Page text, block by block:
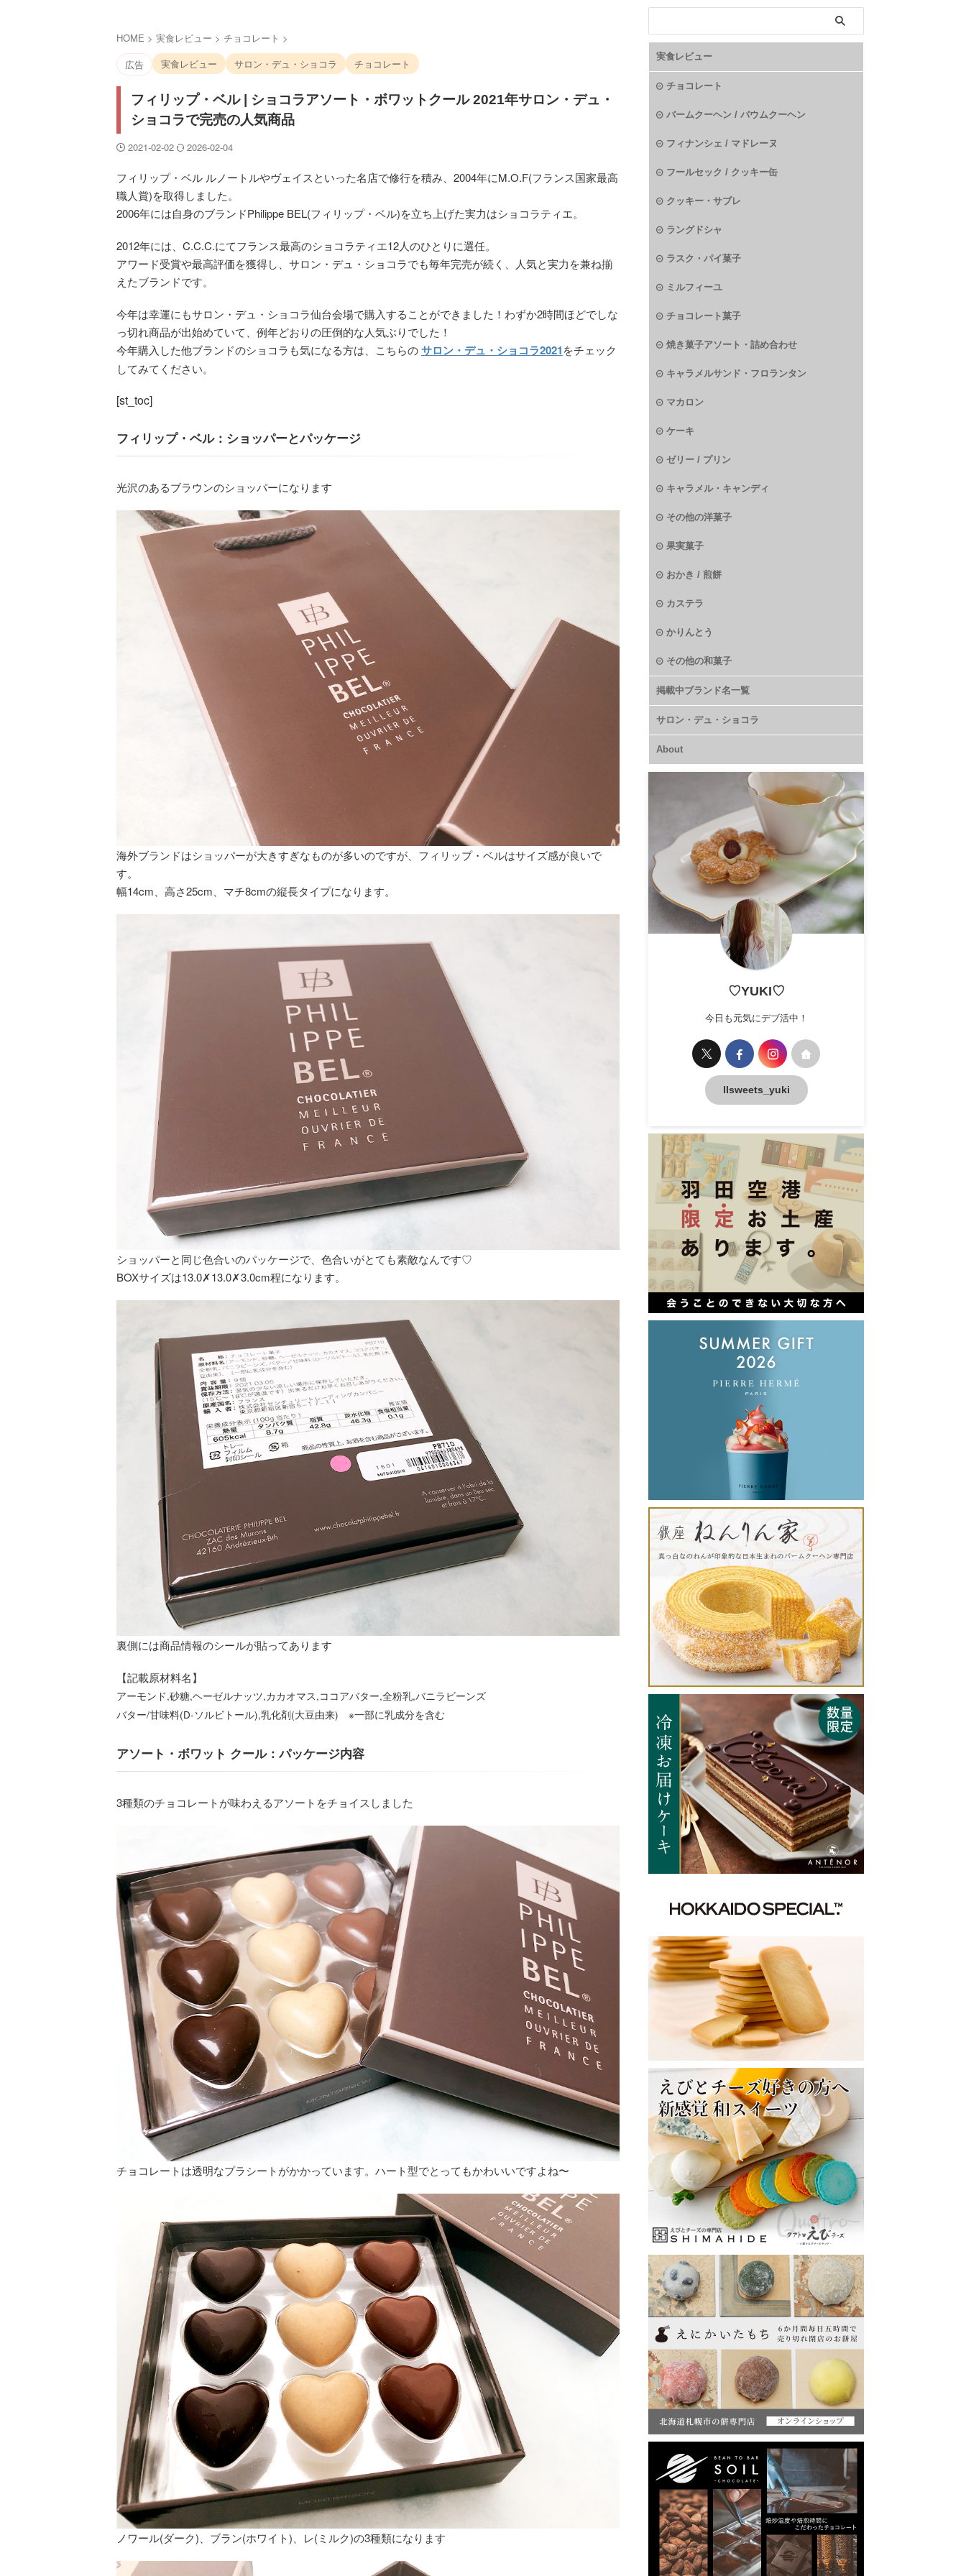
HOME > 実食レビュー > チョコレート >
広告
実食レビュー サロン・デュ・ショコラ チョコレート
フィリップ・ベル | ショコラアソート・ボワットクール 2021年サロン・デュ・
ショコラで完売の人気商品
2021-02-02 2026-02-04
フィリップ・ベル ルノートルやヴェイスといった名店で修行を積み、2004年にM.O.F(フランス国家最高
職人賞)を取得しました。
2006年には自身のブランドPhilippe BEL(フィリップ・ベル)を立ち上げた実力はショコラティエ。
2012年には、C.C.C.にてフランス最高のショコラティエ12人のひとりに選任。
アワード受賞や最高評価を獲得し、サロン・デュ・ショコラでも毎年完売が続く、人気と実力を兼ね揃
えたブランドです。
今年は幸運にもサロン・デュ・ショコラ仙台会場で購入することができました！わずか2時間ほどでしな
っ切れ商品が出始めていて、例年どおりの圧倒的な人気ぶりでした！
今年購入した他ブランドのショコラも気になる方は、こちらのサロン・デュ・ショコラ2021をチェック
してみてください。
[st_toc]
フィリップ・ベル：ショッパーとパッケージ
光沢のあるブラウンのショッパーになります
海外ブランドはショッパーが大きすぎなものが多いのですが、フィリップ・ベルはサイズ感が良いで
す。
幅14cm、高さ25cm、マチ8cmの縦長タイプになります。
ショッパーと同じ色合いのパッケージで、色合いがとても素敵なんです♡
BOXサイズは13.0✗13.0✗3.0cm程になります。
裏側には商品情報のシールが貼ってあります
【記載原材料名】
アーモンド,砂糖,ヘーゼルナッツ,カカオマス,ココアバター,全粉乳,バニラビーンズ
バター/甘味料(D-ソルビトール),乳化剤(大豆由来) ※一部に乳成分を含む
アソート・ボワット クール：パッケージ内容
3種類のチョコレートが味わえるアソートをチョイスしました
チョコレートは透明なプラシートがかかっています。ハート型でとってもかわいいですよね〜
ノワール(ダーク)、ブラン(ホワイト)、レ(ミルク)の3種類になります
実食レビュー
チョコレート
バームクーヘン / バウムクーヘン
フィナンシェ / マドレーヌ
フールセック / クッキー缶
クッキー・サブレ
ラングドシャ
ラスク・パイ菓子
ミルフィーユ
チョコレート菓子
焼き菓子アソート・詰め合わせ
キャラメルサンド・フロランタン
マカロン
ケーキ
ゼリー / プリン
キャラメル・キャンディ
その他の洋菓子
果実菓子
おかき / 煎餅
カステラ
かりんとう
その他の和菓子
掲載中ブランド名一覧
サロン・デュ・ショコラ
About
♡YUKI♡
今日も元気にデブ活中！
llsweets_yuki